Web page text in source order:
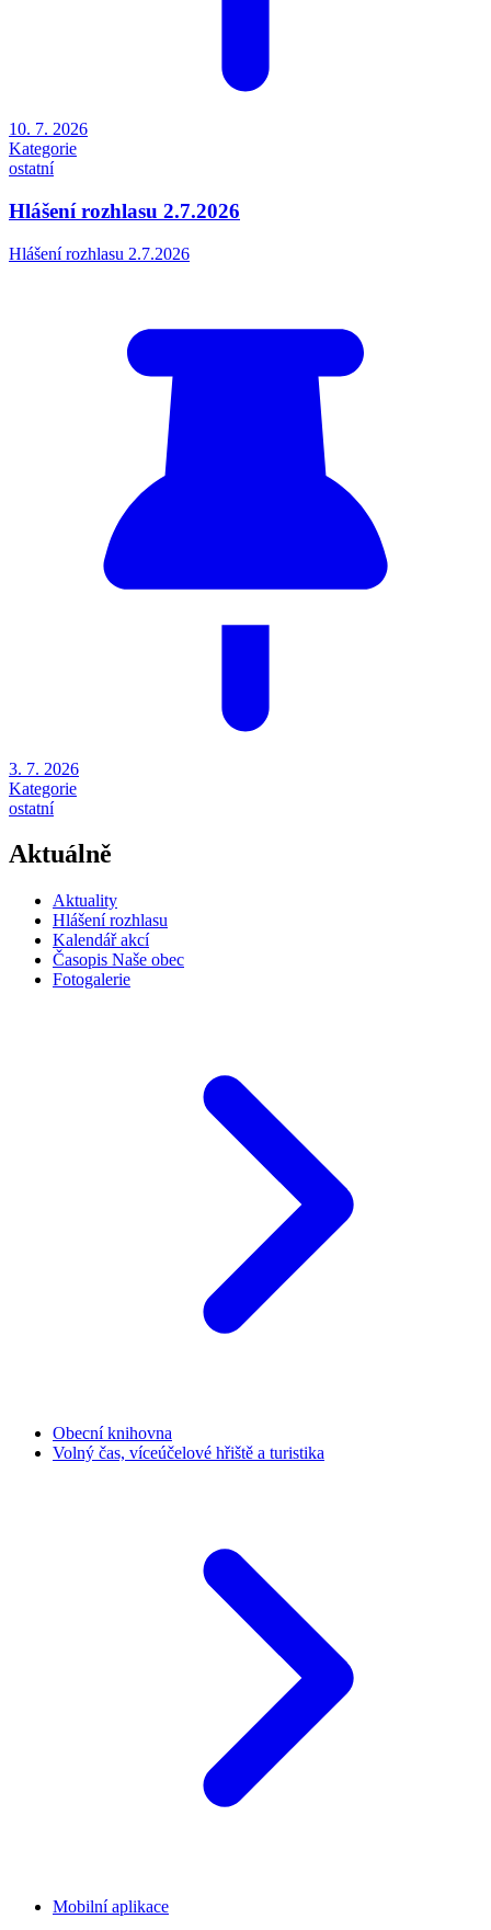
10. 7. 2026
Kategorie
ostatní
Hlášení rozhlasu 2.7.2026
Hlášení rozhlasu 2.7.2026
3. 7. 2026
Kategorie
ostatní
Aktuálně
Aktuality
Hlášení rozhlasu
Kalendář akcí
Časopis Naše obec
Fotogalerie
Obecní knihovna
Volný čas, víceúčelové hřiště a turistika
Mobilní aplikace